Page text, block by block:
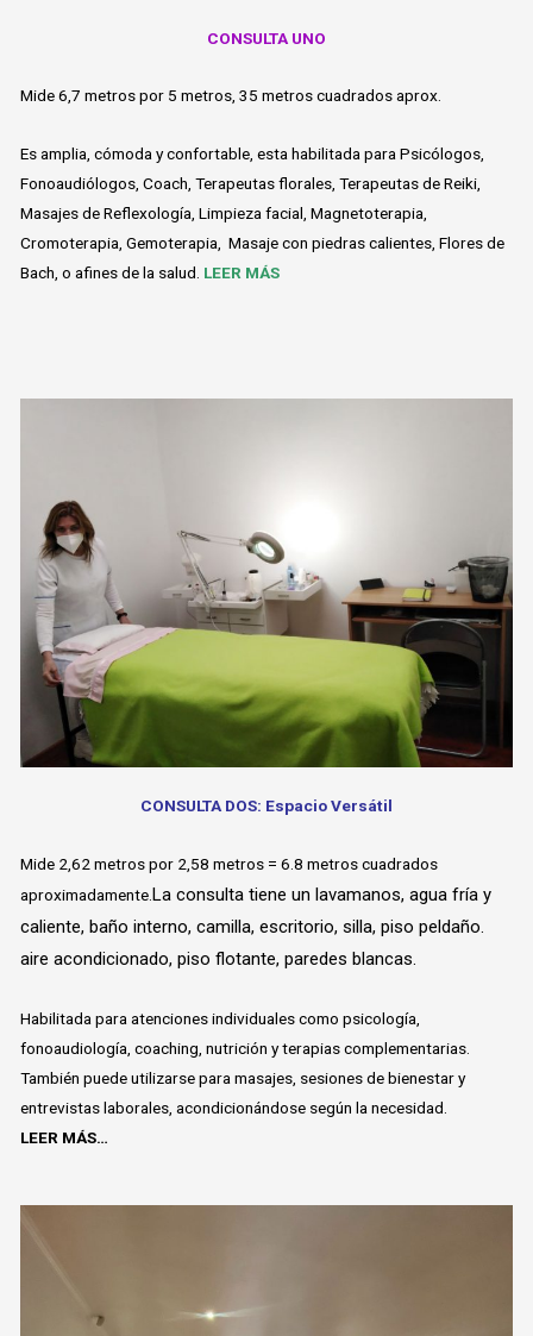
CONSULTA UNO
Mide 6,7 metros por 5 metros, 35 metros cuadrados aprox.
Es amplia, cómoda y confortable,esta habilitada para Psicólogos,
Fonoaudiólogos, Coach, Terapeutas florales, Terapeutas de Reiki,
Masajes de Reflexología, Limpieza facial, Magnetoterapia,
Cromoterapia, Gemoterapia, Masaje con piedras calientes, Flores de
Bach, o afines de la salud. LEER MÁS
CONSULTA DOS: Espacio Versátil
Mide 2,62 metros por 2,58 metros = 6.8 metros cuadrados
aproximadamente.La consulta tiene un lavamanos, agua fría y
caliente, baño interno, camilla, escritorio, silla, piso peldaño.
aire acondicionado, piso flotante, paredes blancas.
Habilitada para atenciones individuales como psicología,
fonoaudiología, coaching, nutrición y terapias complementarias.
También puede utilizarse para masajes, sesiones de bienestar y
entrevistas laborales, acondicionándose según la necesidad.
LEER MÁS…